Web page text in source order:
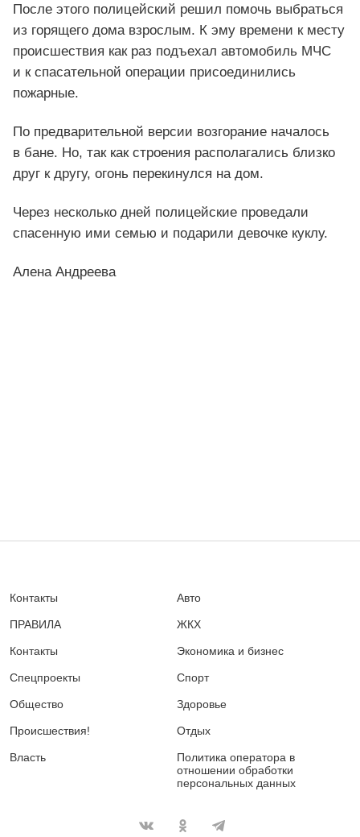
После этого полицейский решил помочь выбраться
из горящего дома взрослым. К эму времени к месту
происшествия как раз подъехал автомобиль МЧС
и к спасательной операции присоединились
пожарные.
По предварительной версии возгорание началось
в бане. Но, так как строения располагались близко
друг к другу, огонь перекинулся на дом.
Через несколько дней полицейские проведали
спасенную ими семью и подарили девочке куклу.
Алена Андреева
Контакты
ПРАВИЛА
Контакты
Спецпроекты
Общество
Происшествия!
Власть
Авто
ЖКХ
Экономика и бизнес
Спорт
Здоровье
Отдых
Политика оператора в
отношении обработки
персональных данных